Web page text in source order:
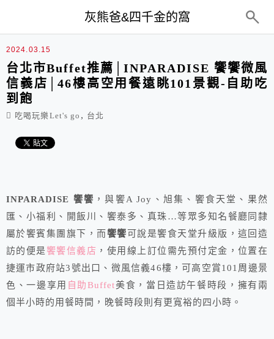
灰熊爸&四千金的窩
2024.03.15
台北市Buffet推薦│INPARADISE 饗饗微風
信義店│46樓高空用餐遠眺101景觀-自助吃
到飽
吃喝玩樂Let's go , 台北
INPARADISE 饗饗 ，與饗A Joy、旭集、饗食天堂、果然
匯、小福利、開飯川、饗泰多、真珠…等眾多知名餐廳同隸
屬於饗賓集團旗下，而饗饗可說是饗食天堂升級版，這回造
訪的便是饗饗信義店 ，使用線上訂位需先預付定金，位置在
捷運市政府站3號出口、微風信義46樓，可高空賞101周邊景
色、一邊享用 自助Buffet美食，當日造訪午餐時段，擁有兩
個半小時的用餐時間，晚餐時段則有更寬裕的四小時。